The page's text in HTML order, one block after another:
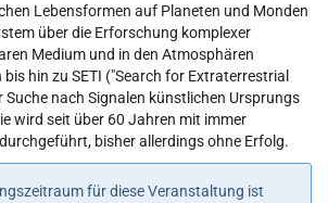
Lebensformen auf Planeten und Monden
über die Erforschung komplexer
Medium und in den Atmosphären
hin zu SETI ("Search for Extraterrestrial
Suche nach Signalen künstlichen Ursprungs
wird seit über 60 Jahren mit immer
bisher allerdings ohne Erfolg.
für diese Veranstaltung ist